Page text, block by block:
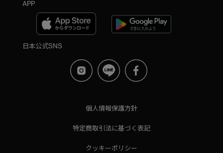
APP
日本公式SNS
個人情報保護方針
特定商取引法に基づく表記
クッキーポリシー